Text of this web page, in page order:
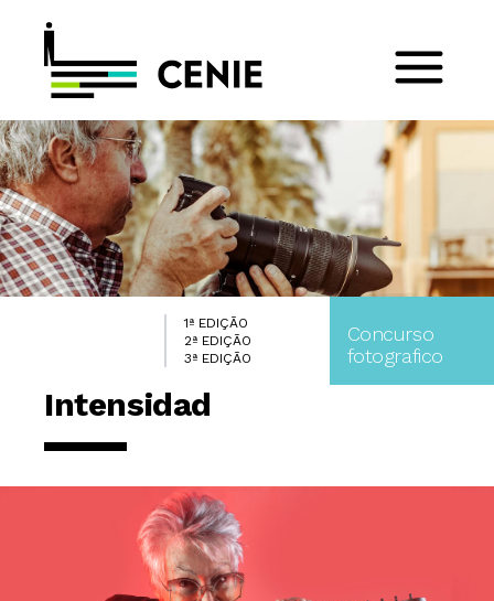
1ª EDIÇÃO
2ª EDIÇÃO
3ª EDIÇÃO
Concurso
fotografico
Intensidad